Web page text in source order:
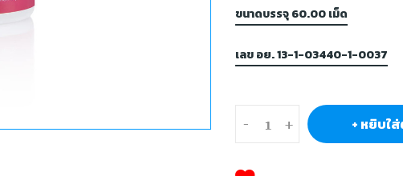
ขนาดบรรจุ 60.00 เม็ด
เลข อย. 13-1-03440-1-0037
- + + หยิบใ